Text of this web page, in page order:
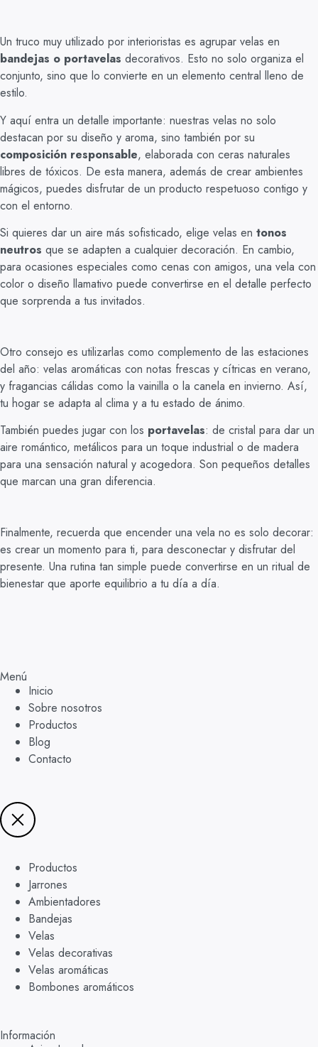
Un truco muy utilizado por interioristas es agrupar velas en
bandejas o portavelas decorativos. Esto no solo organiza el
conjunto, sino que lo convierte en un elemento central lleno de
estilo.
Y aquí entra un detalle importante: nuestras velas no solo
destacan por su diseño y aroma, sino también por su
composición responsable, elaborada con ceras naturales
libres de tóxicos. De esta manera, además de crear ambientes
mágicos, puedes disfrutar de un producto respetuoso contigo y
con el entorno.
Si quieres dar un aire más sofisticado, elige velas en tonos
neutros que se adapten a cualquier decoración. En cambio,
para ocasiones especiales como cenas con amigos, una vela con
color o diseño llamativo puede convertirse en el detalle perfecto
que sorprenda a tus invitados.
Otro consejo es utilizarlas como complemento de las estaciones
del año: velas aromáticas con notas frescas y cítricas en verano,
y fragancias cálidas como la vainilla o la canela en invierno. Así,
tu hogar se adapta al clima y a tu estado de ánimo.
También puedes jugar con los portavelas: de cristal para dar un
aire romántico, metálicos para un toque industrial o de madera
para una sensación natural y acogedora. Son pequeños detalles
que marcan una gran diferencia.
Finalmente, recuerda que encender una vela no es solo decorar:
es crear un momento para ti, para desconectar y disfrutar del
presente. Una rutina tan simple puede convertirse en un ritual de
bienestar que aporte equilibrio a tu día a día.
Menú
Inicio
Sobre nosotros
Productos
Blog
Contacto
Productos
Jarrones
Ambientadores
Bandejas
Velas
Velas decorativas
Velas aromáticas
Bombones aromáticos
Información